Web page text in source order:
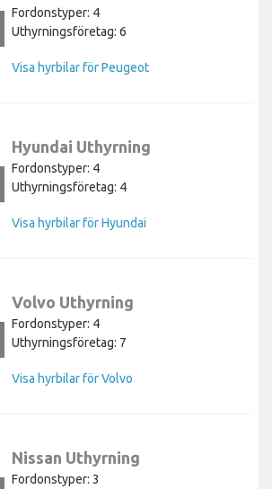
Fordonstyper: 4
Uthyrningsföretag: 6
Visa hyrbilar för Peugeot
Hyundai Uthyrning
Fordonstyper: 4
Uthyrningsföretag: 4
Visa hyrbilar för Hyundai
Volvo Uthyrning
Fordonstyper: 4
Uthyrningsföretag: 7
Visa hyrbilar för Volvo
Nissan Uthyrning
Fordonstyper: 3